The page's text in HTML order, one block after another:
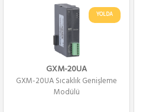
YOLDA
GXM-20UA
GXM-20UA Sıcaklık Genişleme
Modülü